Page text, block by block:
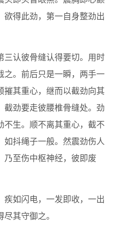
欲得此劲，第一自身整劲出
三认彼骨缝认得要切。用时
之。前后只是一瞬，两手一
摧其重心，继而以截劲向其
截劲要走彼腰椎骨缝处。劲
不生。顺不离其重心，截不
如抖绳子一般。然震劲伤人
乃至伤中枢神经，彼即废
疾如闪电，一发即收，一出
其守御之。